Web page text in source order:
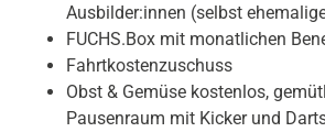
Ausbilder:innen (selbst
FUCHS.Box mit monatlichen
Fahrtkostenzuschuss
Obst & Gemüse kostenlos,
Pausenraum mit Kicker und